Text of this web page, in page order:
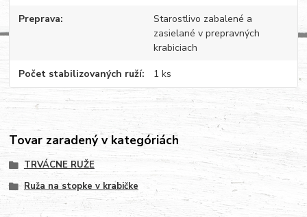
Preprava
Starostlivo zabalené a
zasielané v prepravných
krabiciach
Počet stabilizovaných ruží 1 ks
Tovar zaradený v kategóriách
TRVÁCNE RUŽE
Ruža na stopke v krabičke